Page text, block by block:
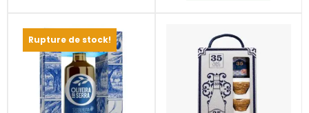
Rupture de stock!